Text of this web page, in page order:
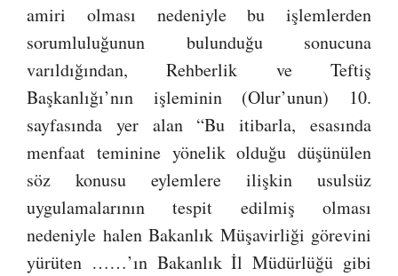
amiri olması nedeniyle bu işlemlerden
sorumluluğunun bulunduğu sonucuna
varıldığından, Rehberlik ve Teftiş
Başkanlığı’nın işleminin (Olur’unun) 10.
sayfasında yer alan “Bu itibarla, esasında
menfaat teminine yönelik olduğu düşünülen
söz konusu eylemlere ilişkin usulsüz
uygulamalarının tespit edilmiş olması
nedeniyle halen Bakanlık Müşavirliği görevini
yürüten ……’ın Bakanlık İl Müdürlüğü gibi